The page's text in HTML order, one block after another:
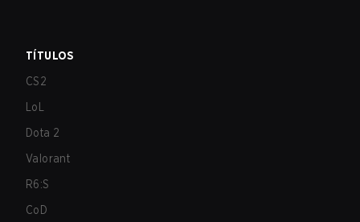
TÍTULOS
CS2
LoL
Dota 2
Valorant
R6:S
CoD